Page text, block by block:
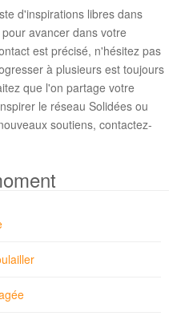
d'inspirations libres dans
avancer dans votre
est précisé, n'hésitez pas
à plusieurs est toujours
que l'on partage votre
le réseau Solidées ou
soutiens, contactez-